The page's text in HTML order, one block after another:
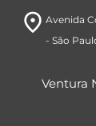
room Avenida
- São
Ventura